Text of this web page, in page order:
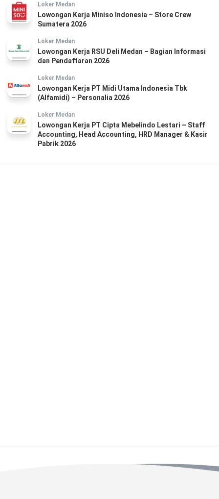
Loker Medan
Lowongan Kerja Miniso Indonesia – Store Crew
Sumatera 2026
Loker Medan
Lowongan Kerja RSU Deli Medan – Bagian Informasi
dan Pendaftaran 2026
Loker Medan
Lowongan Kerja PT Midi Utama Indonesia Tbk
(Alfamidi) – Personalia 2026
Loker Medan
Lowongan Kerja PT Cipta Mebelindo Lestari – Staff
Accounting, Head Accounting, HRD Manager & Kasir
Pabrik 2026